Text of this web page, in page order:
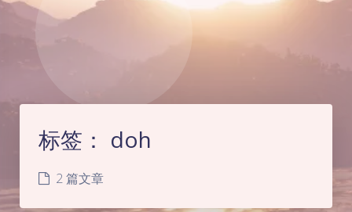
标签： doh
2 篇文章